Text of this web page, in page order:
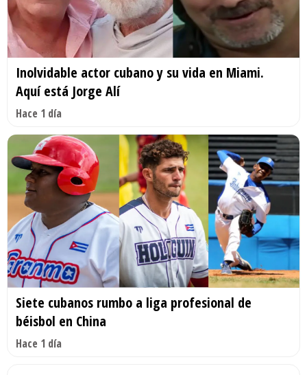
Inolvidable actor cubano y su vida en Miami.
Aquí está Jorge Alí
Hace 1 día
Siete cubanos rumbo a liga profesional de
béisbol en China
Hace 1 día